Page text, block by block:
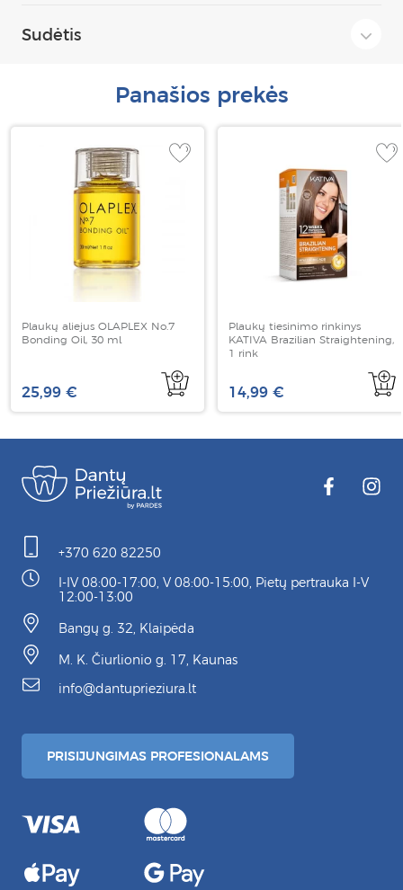
Sudėtis
Panašios prekės
Plaukų aliejus OLAPLEX No.7
Bonding Oil, 30 ml
25,99 €
Plaukų tiesinimo rinkinys
KATIVA Brazilian Straightening,
1 rink
14,99 €
+370 620 82250
I-IV 08:00-17:00, V 08:00-15:00, Pietų pertrauka I-V
12:00-13:00
Bangų g. 32, Klaipėda
M. K. Čiurlionio g. 17, Kaunas
info@dantuprieziura.lt
PRISIJUNGIMAS PROFESIONALAMS